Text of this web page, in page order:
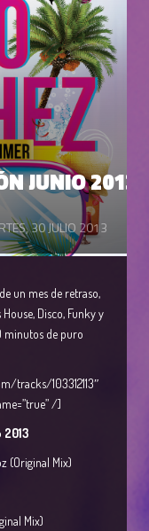
JUNIO 2013
30 JULIO 2013
un mes de retraso,
Disco, Funky y
minutos de puro
tracks/103312113″
/]
(Original Mix)
Mix)